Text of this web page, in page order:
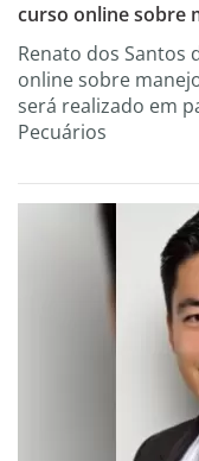
curso online sobre
Renato dos Santos
online sobre
será realizado em
Pecuários